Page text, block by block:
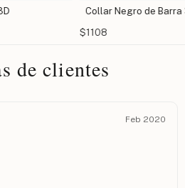
Collar
Barra 3D para Hombre
de clientes
Feb 2020